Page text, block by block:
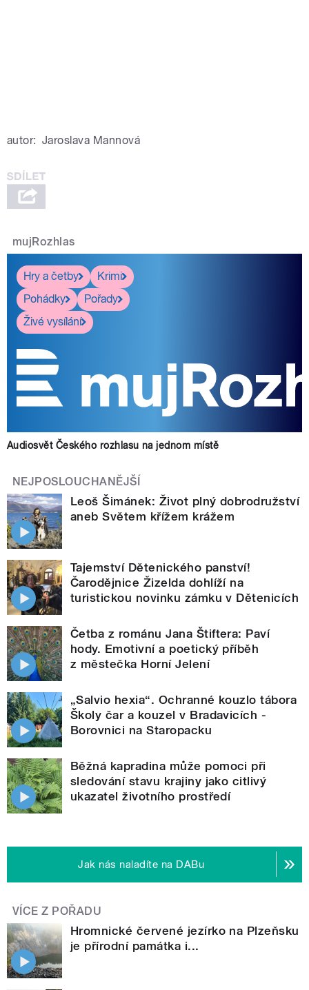
autor: Jaroslava Mannová
mujRozhlas
Hry a četby
Krimi
Pohádky
Pořady
Živé vysílání
Audiosvět Českého rozhlasu na jednom místě
NEJPOSLOUCHANĚJŠÍ
Leoš Šimánek: Život plný dobrodružství
aneb Světem křížem krážem
Tajemství Dětenického panství!
Čarodějnice Žizelda dohlíží na
turistickou novinku zámku v Dětenicích
Četba z románu Jana Štiftera: Paví
hody. Emotivní a poetický příběh
z městečka Horní Jelení
„Salvio hexia“. Ochranné kouzlo tábora
Školy čar a kouzel v Bradavicích -
Borovnici na Staropacku
Běžná kapradina může pomoci při
sledování stavu krajiny jako citlivý
ukazatel životního prostředí
Jak nás naladíte na DABu
VÍCE Z POŘADU
Hromnické červené jezírko na Plzeňsku
je přírodní památka i...